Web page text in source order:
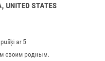
, UNITED STATES
ar 5
своим родным.